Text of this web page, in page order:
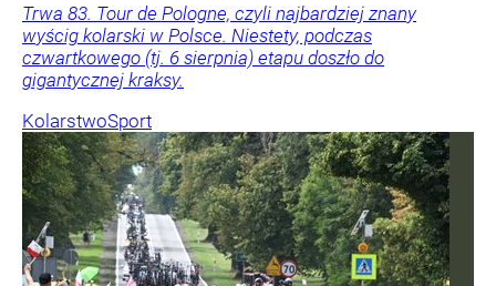
Trwa 83. Tour de Pologne, czyli najbardziej znany
wyścig kolarski w Polsce. Niestety, podczas
czwartkowego (tj. 6 sierpnia) etapu doszło do
gigantycznej kraksy.
KolarstwoSport